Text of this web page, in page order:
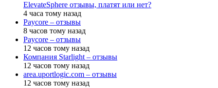
ElevateSphere отзывы, платят или нет?
4 часа тому назад
Paycore – отзывы
8 часов тому назад
Paycore – отзывы
12 часов тому назад
Компания Starlight – отзывы
12 часов тому назад
area.uportlogic.com – отзывы
12 часов тому назад